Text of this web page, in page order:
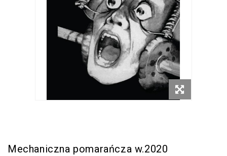
Mechaniczna pomarańcza w.2020